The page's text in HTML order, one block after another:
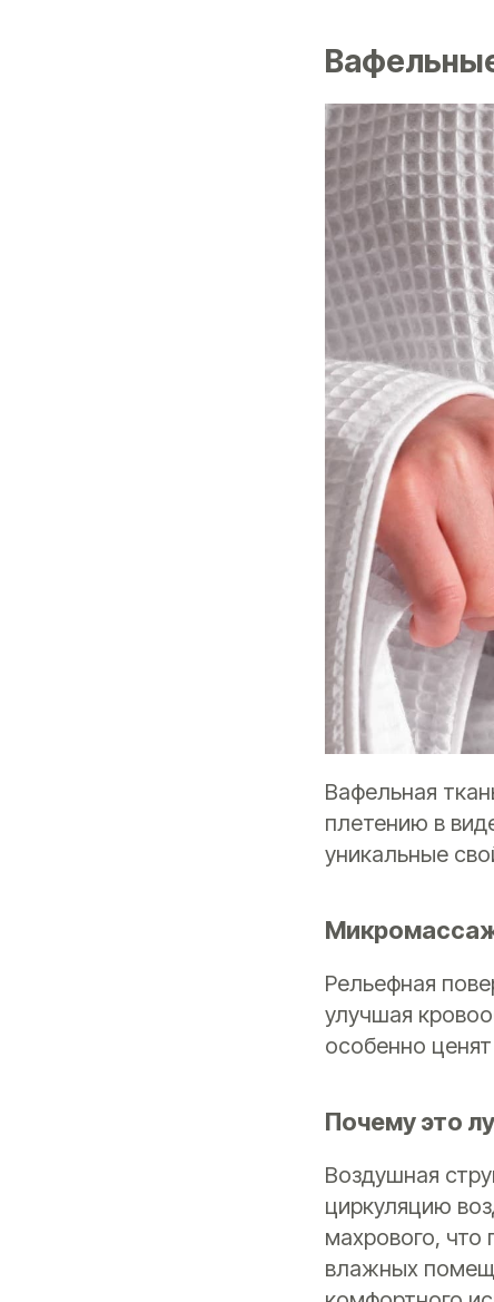
Вафельная
плетению в
уникальные
Рельефная
улучшая
особенно
Почему это
Воздушная
циркуляцию
махрового, что
влажных